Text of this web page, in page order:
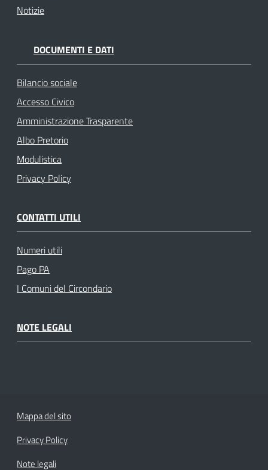
Notizie
DOCUMENTI E DATI
Bilancio sociale
Accesso Civico
Amministrazione Trasparente
Albo Pretorio
Modulistica
Privacy Policy
CONTATTI UTILI
Numeri utili
Pago PA
I Comuni del Circondario
NOTE LEGALI
Mappa del sito
Privacy Policy
Note legali